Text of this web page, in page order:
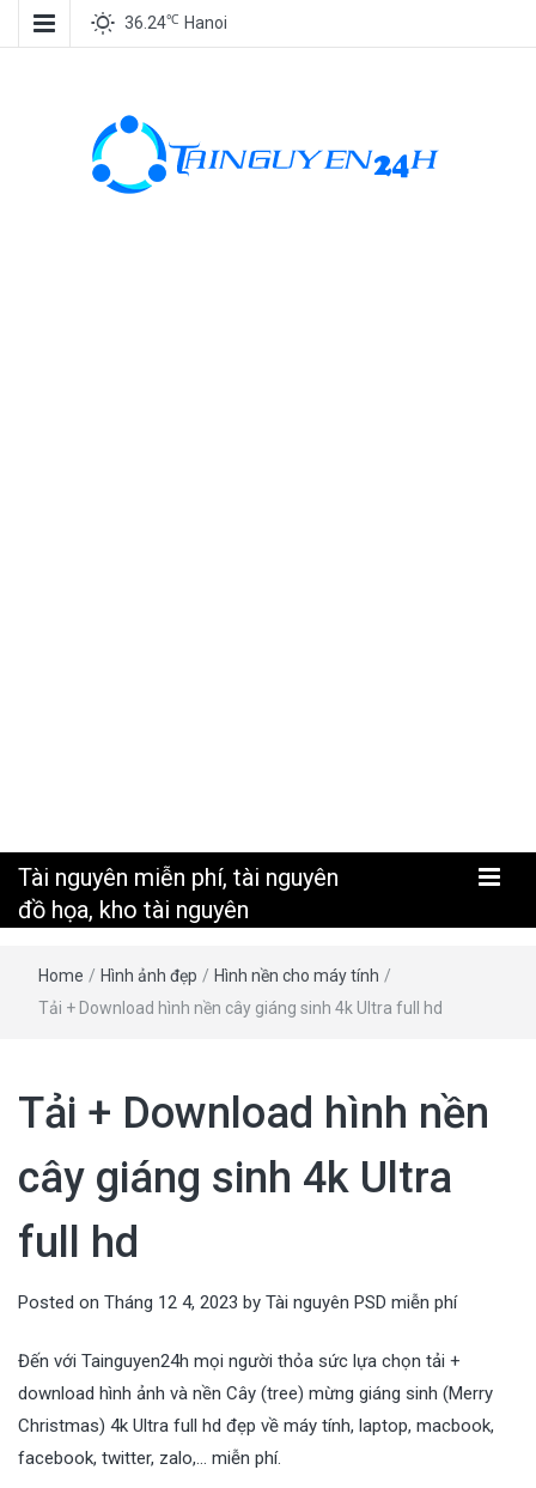
36.24℃ Hanoi
Tài nguyên miễn phí, tài nguyên
đồ họa, kho tài nguyên
Home / Hình ảnh đẹp / Hình nền cho máy tính /
Tải + Download hình nền cây giáng sinh 4k Ultra full hd
Tải + Download hình nền
cây giáng sinh 4k Ultra
full hd
Posted on Tháng 12 4, 2023 by Tài nguyên PSD miễn phí
Đến với Tainguyen24h mọi người thỏa sức lựa chọn tải +
download hình ảnh và nền Cây (tree) mừng giáng sinh (Merry
Christmas) 4k Ultra full hd đẹp về máy tính, laptop, macbook,
facebook, twitter, zalo,… miễn phí.